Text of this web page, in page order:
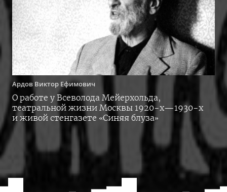
Ардов Виктор Ефимович
О работе у Всеволода Мейерхольда,
театральной жизни Москвы 1920-х—1930-х
и живой стенгазете «Синяя блуза»